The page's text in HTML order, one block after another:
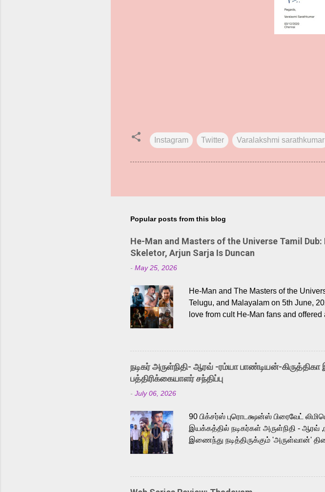
Instagram Twitter Varalakshmi sarathkumar
Popular posts from this blog
He-Man and Masters of the Universe Tamil
Skeletor, Arjun Sarja Is Duncan
- May 25, 2026
He-Man and The Masters of the
Telugu, and Malayalam on 5th June,
love from cult He-Man fans and
Adding to the growing buzz is the
singer Karthik, who lends his voice to
like “Behene De” from Raavan, “Oru
Karthik is loved for his versatile voice
a strong fit for the legendary character.
நடிகர் அருள்நிதி- ஆரவ் -ரம்யா பாண்டியன்-
பத்திரிக்கையாளர் சந்திப்பு
- July 06, 2026
90 பிக்சர்ஸ் புரொடக்ஷன்ஸ் பிரைவேட்
இயக்கத்தில் நடிகர்கள் அருள்நிதி - ஆரவ்
இணைந்து நடித்திருக்கும் 'அருள்வான்'
அருள்நிதி, ஆரவ், காளி வெங்கட், ரம்யா
'பருத்திவீரன்' சரவணன், ஹரிஷ் உத்தமன்
செய்திருக்கும் இந்த திரைப்படத்திற்கு ஜீ.